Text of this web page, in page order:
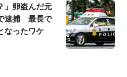
」卵盗んだ元
逮捕 最長で
なったワケ